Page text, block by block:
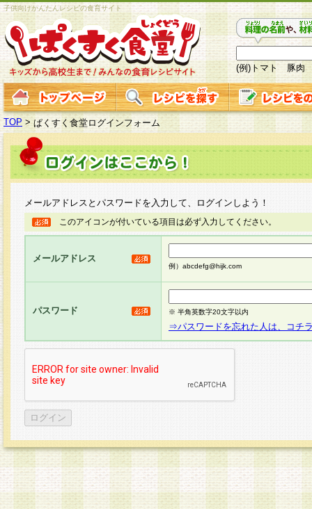
子供向けかんたんレシピの食育サイト
(例)トマト 豚肉
TOP > ぱくすく食堂ログインフォーム
メールアドレスとパスワードを入力して、ログインしよう！
このアイコンが付いている項目は必ず入力してください。
メールアドレス
例）abcdefg@hijk.com
パスワード ※ 半角英数字20文字以内
⇒パスワードを忘れた人は、コチ